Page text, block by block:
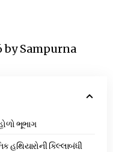
bySampurna
ભૂભાગ
કિલ્લાબંધી